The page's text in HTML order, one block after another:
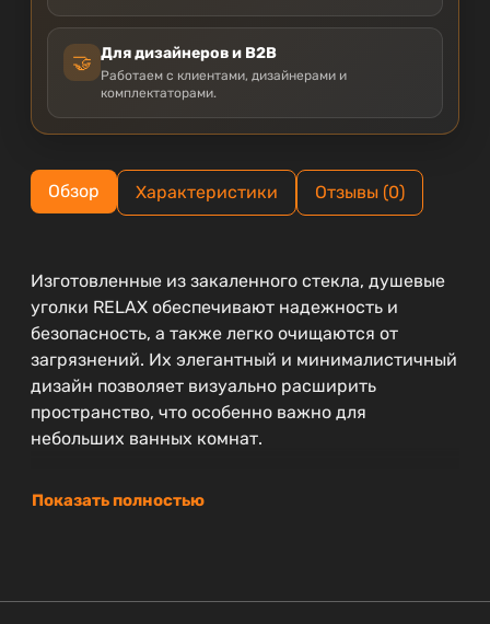
🤝 Для дизайнеров и B2B
Работаем с клиентами, дизайнерами и
комплектаторами.
Обзор Характеристики Отзывы (0)
Изготовленные из закаленного стекла, душевые
уголки RELAX обеспечивают надежность и
безопасность, а также легко очищаются от
загрязнений. Их элегантный и минималистичный
дизайн позволяет визуально расширить
пространство, что особенно важно для
небольших ванных комнат.
Показать полностью